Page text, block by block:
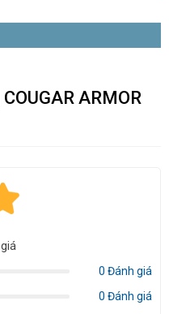
ARMOR
0 Đánh giá
0 Đánh giá